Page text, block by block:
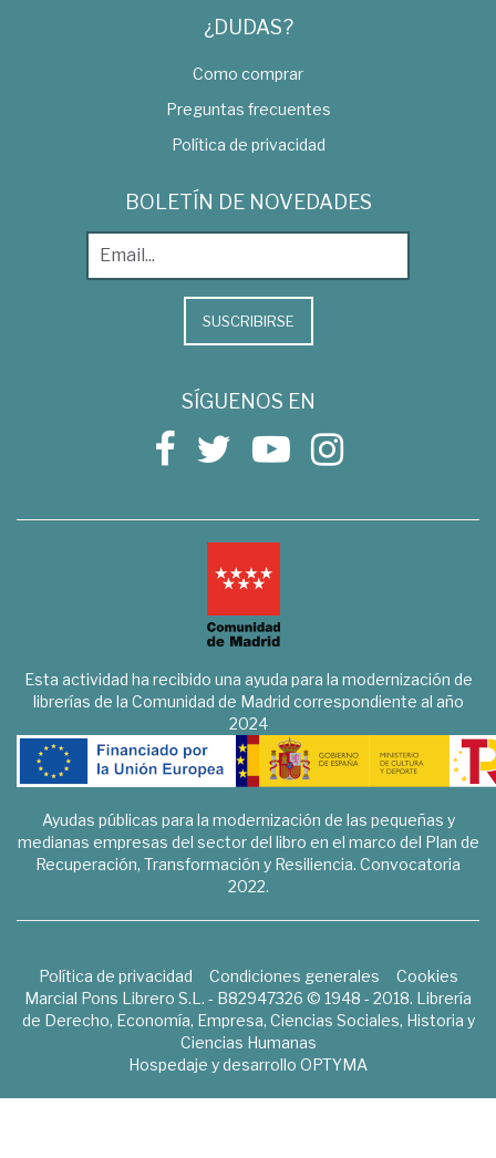
¿DUDAS?
Como comprar
Preguntas frecuentes
Política de privacidad
BOLETÍN DE NOVEDADES
SUSCRIBIRSE
SÍGUENOS EN
Esta actividad ha recibido una ayuda para la modernización de
librerías de la Comunidad de Madrid correspondiente al año
2024
Ayudas públicas para la modernización de las pequeñas y
medianas empresas del sector del libro en el marco del Plan de
Recuperación, Transformación y Resiliencia. Convocatoria
2022.
Política de privacidad Condiciones generales
Cookies
Marcial Pons Librero S.L. - B82947326 © 1948 - 2018. Librería
de Derecho, Economía, Empresa, Ciencias Sociales, Historia y
Ciencias Humanas
Hospedaje y desarrollo OPTYMA